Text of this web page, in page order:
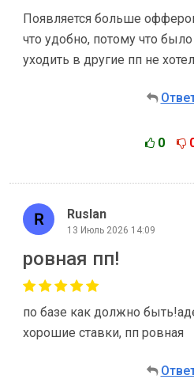
Появляется больше
что удобно, потому что
уходить в другие пп не хотел
0
Ruslan
13 Июль 2026 14:09
ровная пп!
по базе как должно
хорошие ставки, пп ровная